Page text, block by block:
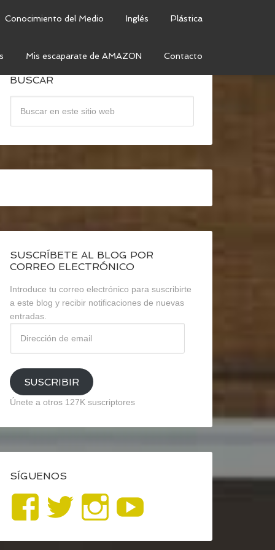
Conocimiento del Medio Inglés Plástica
Mis escaparate de AMAZON Contacto
BUSCAR
SUSCRÍBETE AL BLOG POR
CORREO ELECTRÓNICO
Introduce tu correo electrónico para suscribirte
a este blog y recibir notificaciones de nuevas
entradas.
email
SUSCRIBIR
Únete a otros 127K suscriptores
SÍGUENOS
Ver
perfil
Ver
perfil
Ver
perfil